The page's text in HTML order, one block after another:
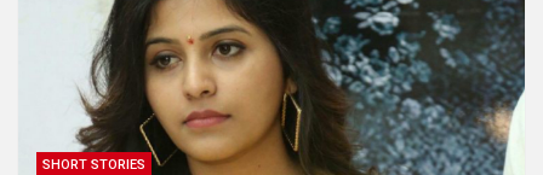
SHORT STORIES